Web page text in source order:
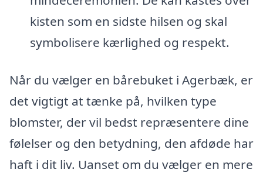
kisten som en sidste hilsen og skal
symbolisere kærlighed og respekt.
Når du vælger en bårebuket i Agerbæk, er
det vigtigt at tænke på, hvilken type
blomster, der vil bedst repræsentere dine
følelser og den betydning, den afdøde har
haft i dit liv. Uanset om du vælger en mere